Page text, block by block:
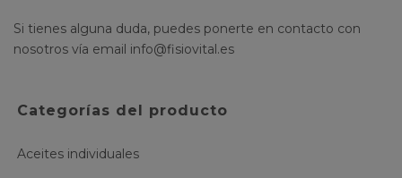
Si tienes alguna duda, puedes ponerte en contacto con
nosotros vía email info@fisiovital.es
Categorías del producto
Aceites individuales